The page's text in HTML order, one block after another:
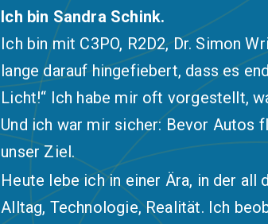
Ich bin Sandra Schink.
Ich bin mit C3PO, R2D2, Dr. Simon
lange darauf hingefiebert, dass es
Licht!“ Ich habe mir oft vorgestellt,
Und ich war mir sicher: Bevor Autos
unser Ziel.
Heute lebe ich in einer Ära, in der
Alltag, Technologie, Realität. Ich